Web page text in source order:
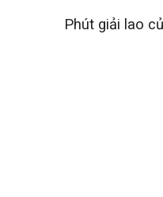
Phút giải lao